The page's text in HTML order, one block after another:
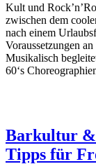
Kult und
zwischen dem
nach einem
Voraussetzungen
Musikalisch
60‘s
Barkultur &
Tipps für